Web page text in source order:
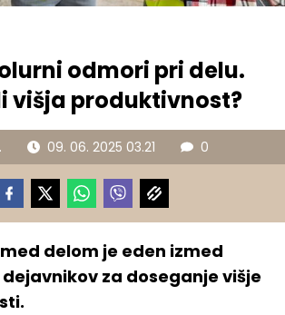
odmori pri delu.
višja produktivnost?
09. 06. 2025 03.21 0
delom je eden izmed
za doseganje višje